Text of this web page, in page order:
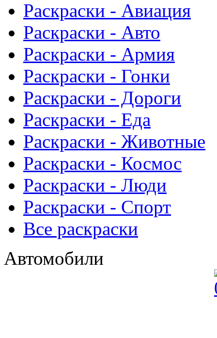
Раскраски - Авиация
Раскраски - Авто
Раскраски - Армия
Раскраски - Гонки
Раскраски - Дороги
Раскраски - Еда
Раскраски - Животныe
Раскраски - Космос
Раскраски - Люди
Раскраски - Спорт
Все раскраски
Автомобили